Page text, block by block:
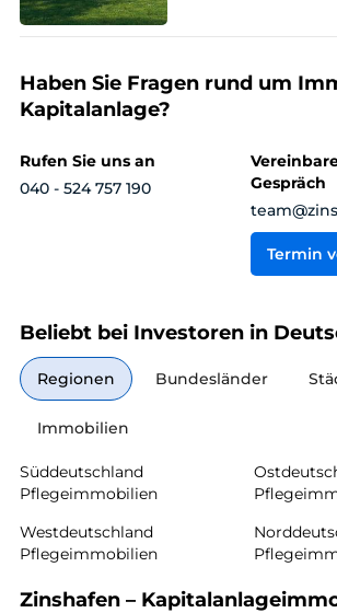
Haben Sie Fragen rund um
Kapitalanlage?
Rufen Sie uns an
040 - 524 757 190
Gespräch
Termin
Beliebt bei Investoren in
Regionen Bundesländer
Immobilien
Süddeutschland
Pflegeimmobilien
Westdeutschland
Pflegeimmobilien
Zinshafen –